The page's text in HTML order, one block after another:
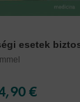
esetek
€